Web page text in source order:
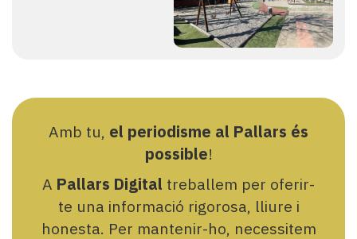
Amb tu, el periodisme al Pallars és
possible!
A Pallars Digital treballem per oferir-
te una informació rigorosa, lliure i
honesta. Per mantenir-ho, necessitem